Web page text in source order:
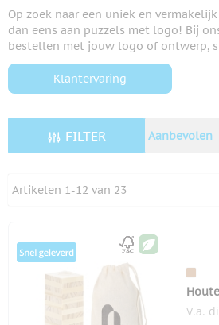
Op zoek naar een uniek en
dan eens aan puzzels met logo! Bij
bestellen met jouw logo of ontwerp,
Klantervaring
FILTER
Artikelen 1-12 van 23
V.a.